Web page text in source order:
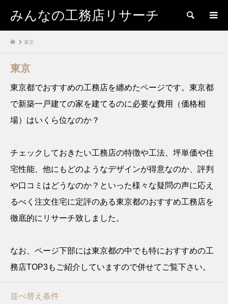
みんなの工務店リサーチ 検索
東京
東京
東京都でおすすめの工務店を纏めたページです。東京都
で新築一戸建ての家を建てるのに必要な費用（価格相
場）はいくら位なのか？
チェックしておきたい工務店の特徴や工法、坪単価や住
宅性能、他にもどのようなデザインが得意なのか、評判
や口コミはどうなのか？といった様々な疑問の声に応え
るべく注文住宅に定評のある東京都のおすすめ工務店を
徹底的にリサーチ致しました。
なお、ページ下部には東京都の中でも特におすすめの工
務店TOP3もご紹介していますので併せてご覧下さい。
並べ替え条件